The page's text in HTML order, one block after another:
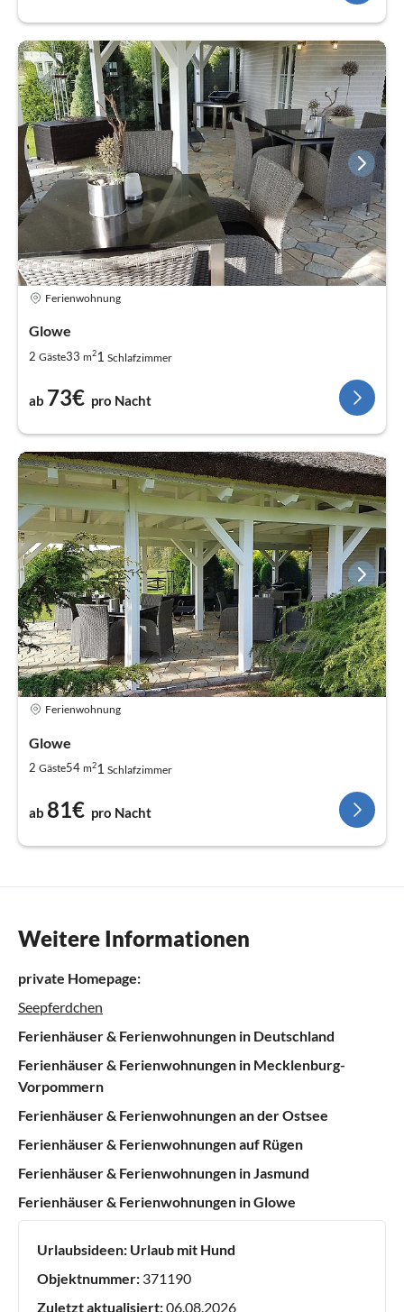
Ferienwohnung
Glowe
2 Gäste33 m21 Schlafzimmer
ab 73€ pro Nacht
Ferienwohnung
Glowe
2 Gäste54 m21 Schlafzimmer
ab 81€ pro Nacht
Weitere Informationen
private Homepage:
Seepferdchen
Ferienhäuser & Ferienwohnungen in Deutschland
Ferienhäuser & Ferienwohnungen in Mecklenburg-
Vorpommern
Ferienhäuser & Ferienwohnungen an der Ostsee
Ferienhäuser & Ferienwohnungen auf Rügen
Ferienhäuser & Ferienwohnungen in Jasmund
Ferienhäuser & Ferienwohnungen in Glowe
Urlaubsideen: Urlaub mit Hund
Objektnummer: 371190
Zuletzt aktualisiert:06.08.2026